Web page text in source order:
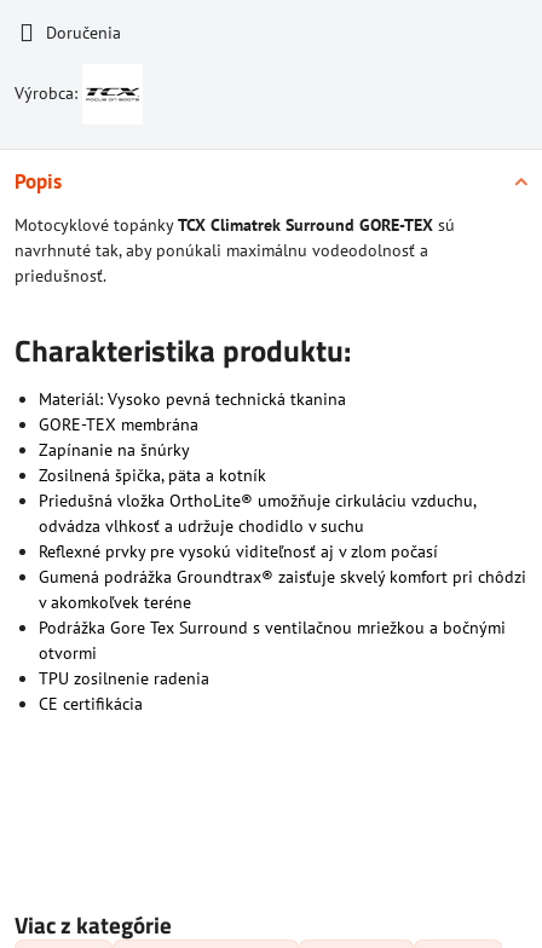
Doručenia
Výrobca:
Popis
Motocyklové topánkyTCX Climatrek Surround GORE-TEX sú
navrhnuté tak, aby ponúkali maximálnu vodeodolnosť a
priedušnosť.
Charakteristika produktu:
Materiál: Vysoko pevná technická tkanina
GORE-TEX membrána
Zapínanie na šnúrky
Zosilnená špička, päta a kotník
Priedušná vložka OrthoLite® umožňuje cirkuláciu vzduchu,
odvádza vlhkosť a udržuje chodidlo v suchu
Reflexné prvky pre vysokú viditeľnosť aj v zlom počasí
Gumená podrážka Groundtrax® zaisťuje skvelý komfort pri chôdzi
v akomkoľvek teréne
Podrážka Gore Tex Surround s ventilačnou mriežkou a bočnými
otvormi
TPU zosilnenie radenia
CE certifikácia
Viac z kategórie